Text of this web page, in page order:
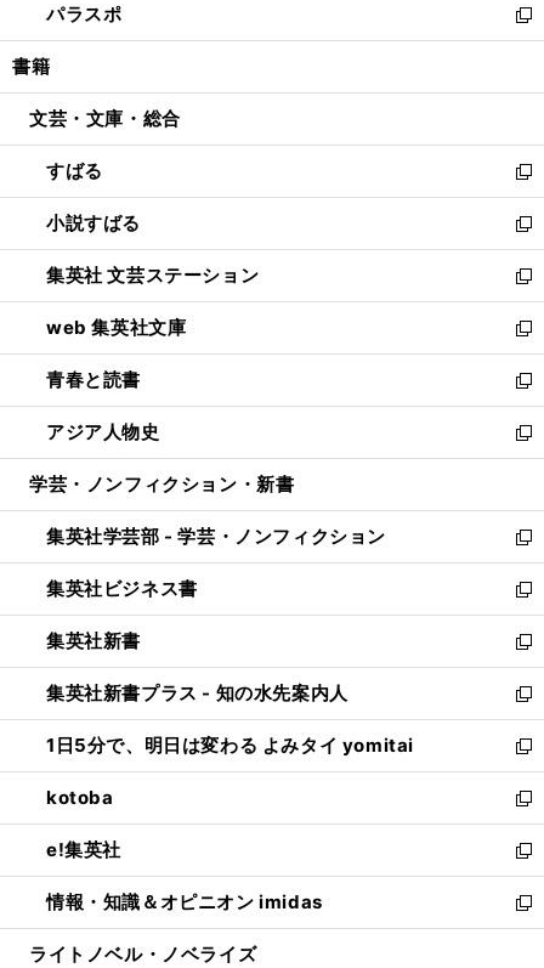
で
開
ド
ウ
開
ィ
ン
ウ
開
く
い
ウ
ン
ウ
で
開
く
パラスポ
新
し
ウ
ン
ド
ウ
で
開
く
書籍
文芸・文庫・総合
すばる
新
し
い
ウ
ィ
ン
ド
ウ
で
開
く
小説すばる
新
し
い
ウ
ィ
ン
ド
ウ
で
開
集英社 文芸ステーション
新
し
い
ウ
ィ
ン
ド
ウ
開
く
web 集英社文庫
新
し
い
ウ
ィ
ン
ウ
で
開
く
青春と読書
新
し
い
ウ
ン
ド
ウ
で
開
く
アジア人物史
新
し
ウ
ィ
ン
ド
ウ
で
開
く
学芸・ノンフィクション・新書
集英社学芸部 - 学芸・ノンフィクション
新
し
い
ウ
ィ
ン
ド
ウ
で
開
く
集英社ビジネス書
新
し
い
ウ
ィ
ン
ド
ウ
で
開
く
集英社新書
新
し
い
ウ
ィ
ン
ド
ウ
で
開
く
集英社新書プラス - 知の水先案内人
新
し
い
ウ
ィ
ン
ド
ウ
で
開
1日5分で、明日は変わる よみタイ yomitai
新
し
い
ウ
ィ
ン
ド
ウ
kotoba
新
し
い
ウ
ィ
ン
e!集英社
新
し
い
ウ
情報・知識＆オピニオン imidas
新
し
ライトノベル・ノベライズ